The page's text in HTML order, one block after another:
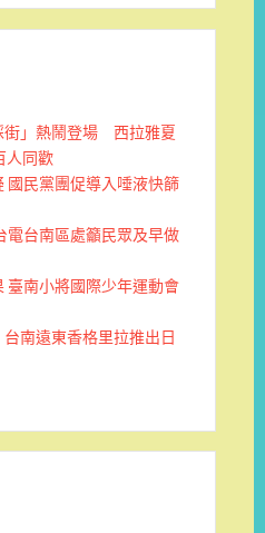
街」熱鬧登場 西拉雅夏
人同歡
國民黨團促導入唾液快篩
電台南區處籲民眾及早做
臺南小將國際少年運動會
南遠東香格里拉推出日